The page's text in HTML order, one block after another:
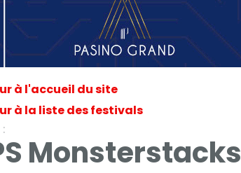
à l'accueil du site
à la liste des festivals
:
Monsterstacks